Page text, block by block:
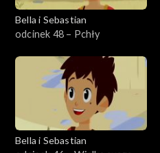
Bella i Sebastian
odcinek 48 – Pchły
Bella i Sebastian